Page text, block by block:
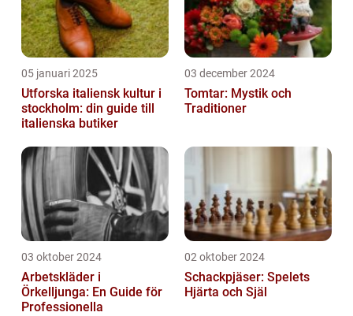
05 januari 2025
Utforska italiensk kultur i
stockholm: din guide till
italienska butiker
03 december 2024
Tomtar: Mystik och
Traditioner
03 oktober 2024
Arbetskläder i
Örkelljunga: En Guide för
Professionella
02 oktober 2024
Schackpjäser: Spelets
Hjärta och Själ